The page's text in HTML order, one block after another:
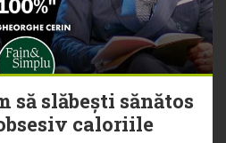
să slăbești sănătos
caloriile